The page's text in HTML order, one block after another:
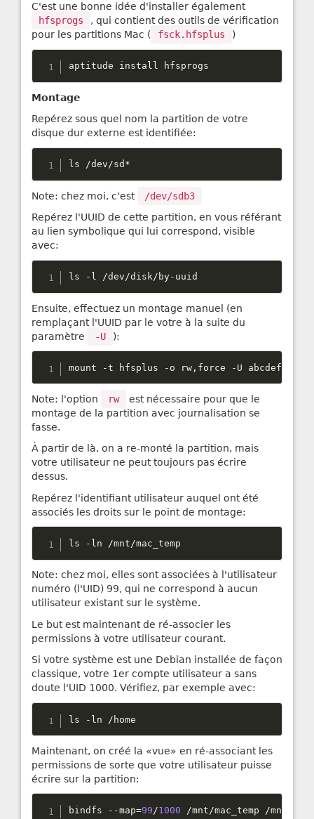
C'est une bonne idée d'installer également
hfsprogs
, qui contient des outils de vérification
pour les partitions Mac (
fsck.hfsplus )
aptitude install hfsprogs
Montage
Repérez sous quel nom la partition de votre
disque dur externe est identifiée:
ls /dev/sd *
Note: chez moi, c'est
/dev/sdb3
Repérez l'UUID de cette partition, en vous référant
au lien symbolique qui lui correspond, visible
avec:
ls - l /dev/disk/ by- uuid
Ensuite, effectuez un montage manuel (en
remplaçant l'UUID par le votre à la suite du
paramètre
-U ):
mount -t hfsplus - o rw , force - U
Note: l'option rw
est nécessaire pour que le
montage de la partition avec journalisation se
fasse.
À partir de là, on a re-monté la partition, mais
votre utilisateur ne peut toujours pas écrire
dessus.
Repérez l'identifiant utilisateur auquel ont été
associés les droits sur le point de montage:
ls - ln /mnt/mac_temp
Note: chez moi, elles sont associées à l'utilisateur
numéro (l'UID) 99, qui ne correspond à aucun
utilisateur existant sur le système.
Le but est maintenant de ré-associer les
permissions à votre utilisateur courant.
Si votre système est une Debian installée de façon
classique, votre 1er compte utilisateur a sans
doute l'UID 1000. Vérifiez, par exemple avec:
ls - ln / home
Maintenant, on créé la «vue» en ré-associant les
permissions de sorte que votre utilisateur puisse
écrire sur la partition:
bindfs --map=99/1000 /mnt/mac_temp /mnt